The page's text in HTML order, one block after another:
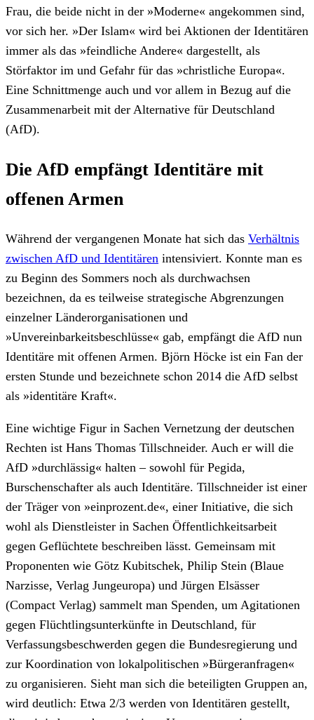
Frau, die beide nicht in der »Moderne« angekommen sind,
vor sich her. »Der Islam« wird bei Aktionen der Identitären
immer als das »feindliche Andere« dargestellt, als
Störfaktor im und Gefahr für das »christliche Europa«.
Eine Schnittmenge auch und vor allem in Bezug auf die
Zusammenarbeit mit der Alternative für Deutschland
(AfD).
Die AfD empfängt Identitäre mit
offenen Armen
Während der vergangenen Monate hat sich das Verhältnis
zwischen AfD und Identitären intensiviert. Konnte man es
zu Beginn des Sommers noch als durchwachsen
bezeichnen, da es teilweise strategische Abgrenzungen
einzelner Länderorganisationen und
»Unvereinbarkeitsbeschlüsse« gab, empfängt die AfD nun
Identitäre mit offenen Armen. Björn Höcke ist ein Fan der
ersten Stunde und bezeichnete schon 2014 die AfD selbst
als »identitäre Kraft«.
Eine wichtige Figur in Sachen Vernetzung der deutschen
Rechten ist Hans Thomas Tillschneider. Auch er will die
AfD »durchlässig« halten – sowohl für Pegida,
Burschenschafter als auch Identitäre. Tillschneider ist einer
der Träger von »einprozent.de«, einer Initiative, die sich
wohl als Dienstleister in Sachen Öffentlichkeitsarbeit
gegen Geflüchtete beschreiben lässt. Gemeinsam mit
Proponenten wie Götz Kubitschek, Philip Stein (Blaue
Narzisse, Verlag Jungeuropa) und Jürgen Elsässer
(Compact Verlag) sammelt man Spenden, um Agitationen
gegen Flüchtlingsunterkünfte in Deutschland, für
Verfassungsbeschwerden gegen die Bundesregierung und
zur Koordination von lokalpolitischen »Bürgeranfragen«
zu organisieren. Sieht man sich die beteiligten Gruppen an,
wird deutlich: Etwa 2/3 werden von Identitären gestellt,